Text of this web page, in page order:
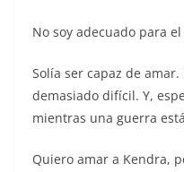
No soy adecuado para
Solía ser capaz de amar.
demasiado difícil. Y,
mientras una guerra
Quiero amar a Kendra,